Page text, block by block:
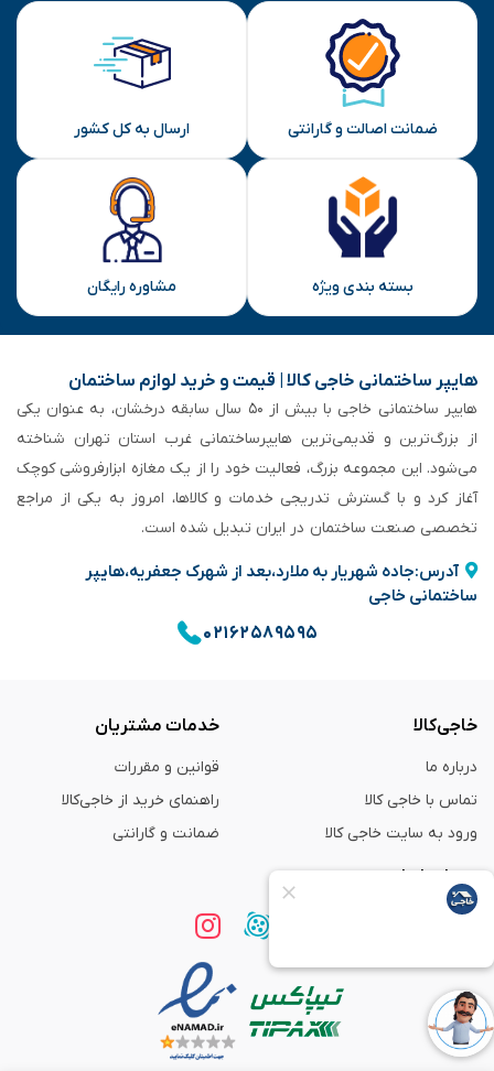
ارسال
ضمانت اصالت و گارانتی ارسال به کل کشور
بسته بندی ویژه مشاوره رایگان
هایپر ساختمانی خاجی‌ کالا | قیمت و خرید لوازم ساختمان
هایپر ساختمانی خاجی‌ با بیش از ۵۰ سال سابقه‌ درخشان، به عنوان یکی
از بزرگ‌ترین و قدیمی‌ترین هایپرساختمانی‌ غرب استان تهران شناخته
می‌شود. این مجموعه بزرگ، فعالیت خود را از یک مغازه ابزارفروشی کوچک
آغاز کرد و با گسترش تدریجی خدمات و کالاها، امروز به یکی از مراجع
تخصصی صنعت ساختمان در ایران تبدیل شده است.
آدرس:جاده شهریار به ملارد،بعد از شهرک جعفریه،هایپر
ساختمانی خاجی
۰۲۱۶۲۵۸۹۵۹۵
خاجی‌کالا
درباره ما
تماس با خاجی کالا
ورود به سایت خاجی‌ کالا
خدمات مشتریان
قوانین و مقررات
راهنمای خرید از خاجی‌کالا
ضمانت و گارانتی
همراه با ما